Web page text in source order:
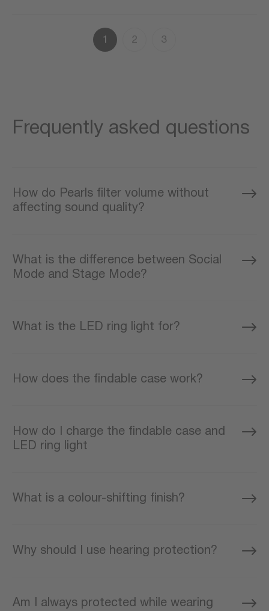
1 2 3
Frequently asked questions
How do Pearls filter volume without
affecting sound quality?
What is the difference between Social
Mode and Stage Mode?
What is the LED ring light for?
How does the findable case work?
How do I charge the findable case and
LED ring light
What is a colour-shifting finish?
Why should I use hearing protection?
Am I always protected while wearing